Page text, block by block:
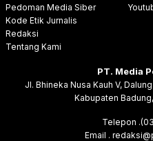
Pedoman Media Siber
Kode Etik Jurnalis
Redaksi
Tentang Kami
PT. Media
Jl. Bhineka Nusa Kauh V,
Kabupaten
Telepon
Email .